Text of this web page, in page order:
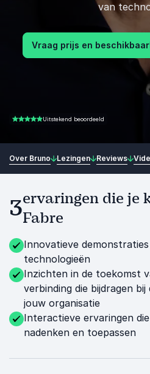
van
Vraag prijs en
5.00 van 5 Uitstekend beoordeeld
Over Bruno Lezingen Reviews
3ervaringen die je
Fabre
Innovatieve
technologieën
Inzichten in de toekomst
verbinding die bijdragen
jouw organisatie
Interactieve ervaringen
nadenken en toepassen